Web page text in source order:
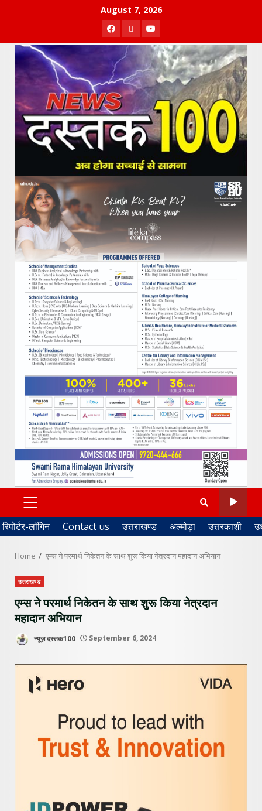
August 7, 2026
Facebook
TwitterYoutube
PRIMARY
MENU
रिपोर्टर-लॉगिन Contact us उत्तराखण्ड अल्मोड़ा उत्तरकाशी
Home एम्स ने परमार्थ निकेतन के साथ शुरू किया नेत्रदान महादान अभियान
उत्तराखण्ड
एम्स ने परमार्थ निकेतन के साथ शुरू किया नेत्रदान
महादान अभियान
न्यूज़ दस्तक100 September 6, 2024